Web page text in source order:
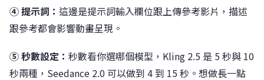
④ 提示詞： 這邊是提示詞輸入欄位跟上傳參考影片，描述
跟參考都會影響動畫呈現。
⑤ 秒數設定： 秒數看你選哪個模型，Kling 2.5 是 5 秒與 10
秒兩種，Seedance 2.0 可以做到 4 到 15 秒。想做長一點